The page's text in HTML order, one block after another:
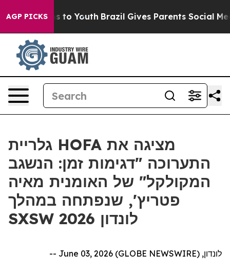
AGP PICKS
Harms to Youth Brazil Gives Parents Social
גלריית HOFA מציגה את
התערוכה "דגימות זמן: הנשגב
המקולקל" של האומנית מאיה
פטריץ', שנפתחה במהלך
SXSW לונדון 2026
לונדון, June 03, 2026 (GLOBE NEWSWIRE) --